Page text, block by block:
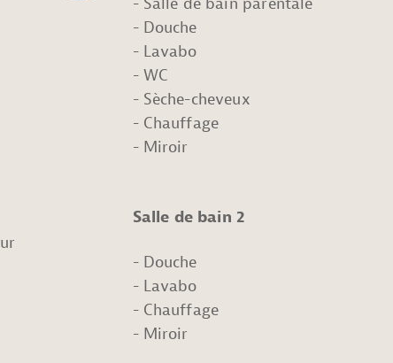
Salle de bain parentale
Douche
Lavabo
WC
Sèche-cheveux
Chauffage
Miroir
Salle de bain 2
Douche
Lavabo
Chauffage
Miroir